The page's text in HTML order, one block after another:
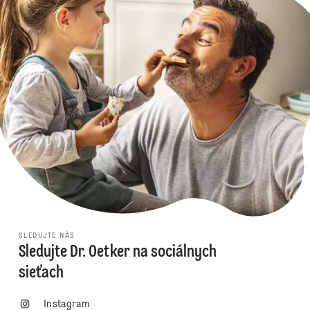
SLEDUJTE NÁS
Sledujte Dr. Oetker na sociálnych
sieťach
Instagram